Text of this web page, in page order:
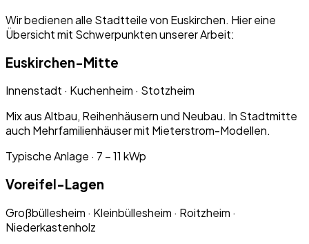
Wir bedienen alle Stadtteile von Euskirchen. Hier eine
Übersicht mit Schwerpunkten unserer Arbeit:
Euskirchen-Mitte
Innenstadt · Kuchenheim · Stotzheim
Mix aus Altbau, Reihenhäusern und Neubau. In Stadtmitte
auch Mehrfamilienhäuser mit Mieterstrom-Modellen.
Typische Anlage · 7 – 11 kWp
Voreifel-Lagen
Großbüllesheim · Kleinbüllesheim · Roitzheim ·
Niederkastenholz